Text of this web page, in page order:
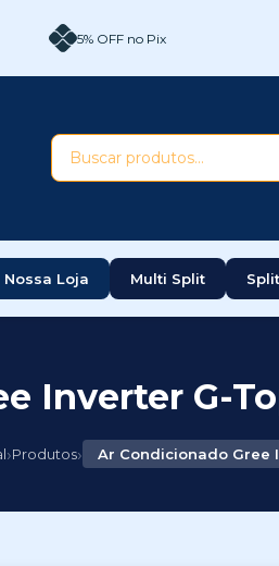
5% OFF no Pix
Nossa Loja Multi Split
Inverter G-
›Produtos› Ar Condicionado Gree